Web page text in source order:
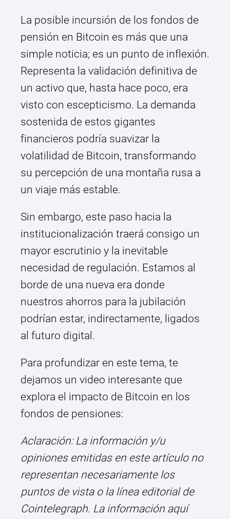
La posible incursión de los fondos de
pensión en Bitcoin es más que una
simple noticia; es un punto de inflexión.
Representa la validación definitiva de
un activo que, hasta hace poco, era
visto con escepticismo. La demanda
sostenida de estos gigantes
financieros podría suavizar la
volatilidad de Bitcoin, transformando
su percepción de una montaña rusa a
un viaje más estable.
Sin embargo, este paso hacia la
institucionalización traerá consigo un
mayor escrutinio y la inevitable
necesidad de regulación. Estamos al
borde de una nueva era donde
nuestros ahorros para la jubilación
podrían estar, indirectamente, ligados
al futuro digital.
Para profundizar en este tema, te
dejamos un video interesante que
explora el impacto de Bitcoin en los
fondos de pensiones:
Aclaración: La información y/u
opiniones emitidas en este artículo no
representan necesariamente los
puntos de vista o la línea editorial de
Cointelegraph. La información aquí